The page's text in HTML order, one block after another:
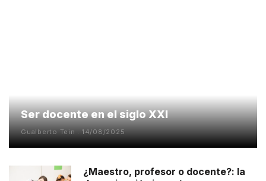
Ser docente en el siglo XXI
Gualberto Tein 14/08/2025
¿Maestro, profesor o docente?: la